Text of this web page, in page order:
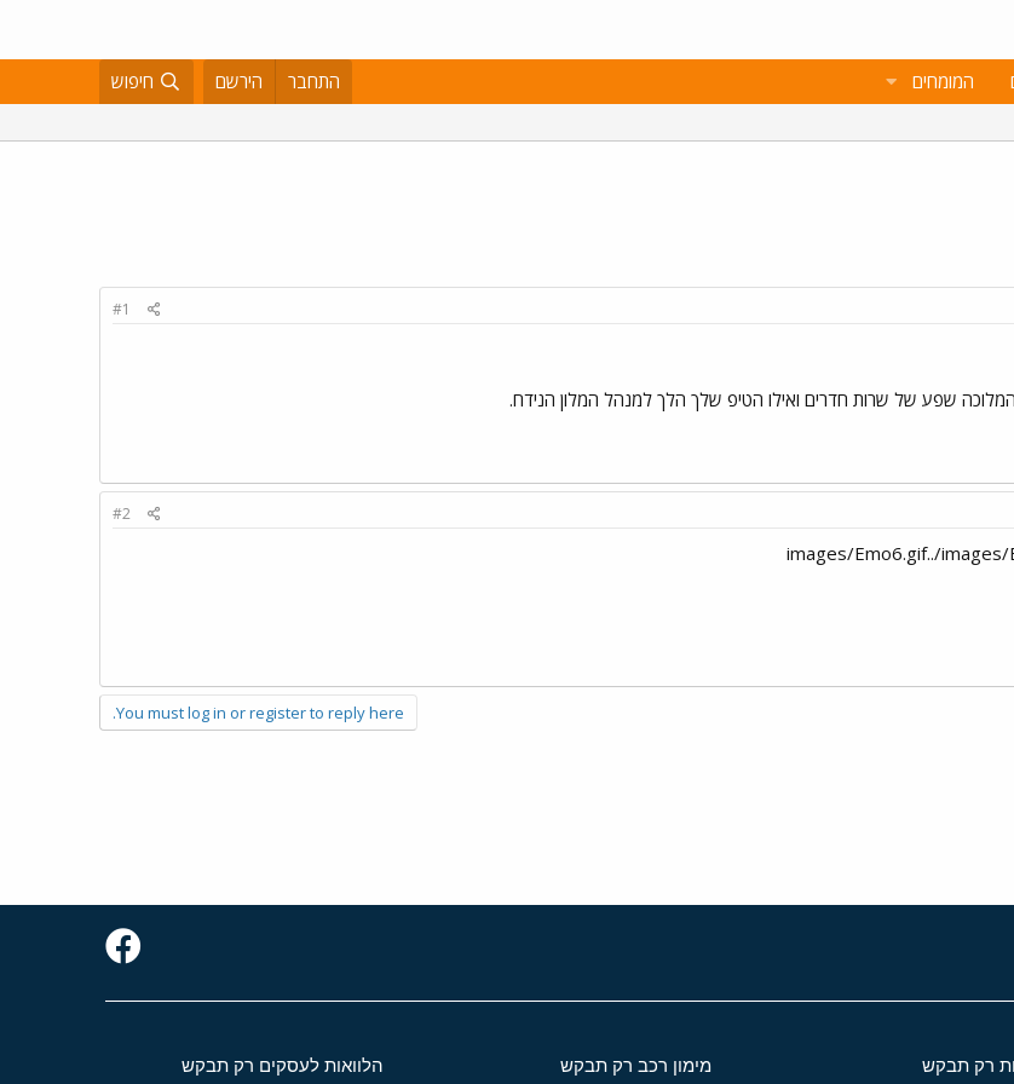
המומחים התחבר הירשם חיפוש
#1
המלוכה שפע של שרות חדרים ואילו הטיפ שלך הלך למנהל המלון הנידח.
#2
You must log in or register to reply here.
רק תבקש מימון רכב רק תבקש הלוואות לעסקים רק תבקש